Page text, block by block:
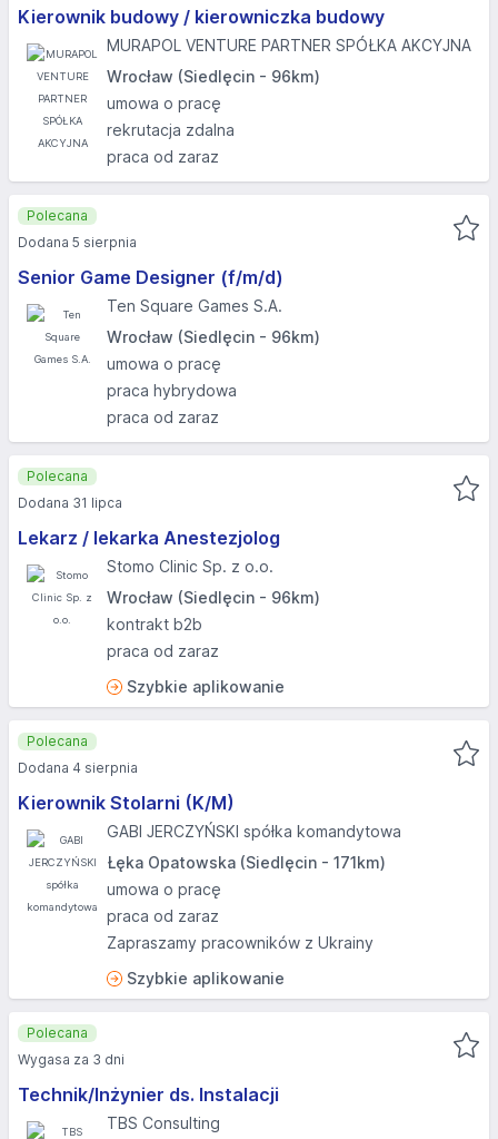
Kierownik budowy / kierowniczka budowy
MURAPOL VENTURE PARTNER SPÓŁKA AKCYJNA
Wrocław (Siedlęcin - 96km)
umowa o pracę
rekrutacja zdalna
praca od zaraz
Senior Game Designer (f/m/d)
Ten Square Games S.A.
Wrocław (Siedlęcin - 96km)
umowa o pracę
praca hybrydowa
praca od zaraz
Polecana
Dodana 5 sierpnia
Lekarz / lekarka Anestezjolog
Stomo Clinic Sp. z o.o.
Wrocław (Siedlęcin - 96km)
kontrakt b2b
praca od zaraz
Szybkie aplikowanie
Polecana
Dodana 31 lipca
Kierownik Stolarni (K/M)
GABI JERCZYŃSKI spółka komandytowa
Łęka Opatowska (Siedlęcin - 171km)
umowa o pracę
praca od zaraz
Zapraszamy pracowników z Ukrainy
Szybkie aplikowanie
Polecana
Dodana 4 sierpnia
Technik/Inżynier ds. Instalacji
TBS Consulting
Polecana
Wygasa za 3 dni